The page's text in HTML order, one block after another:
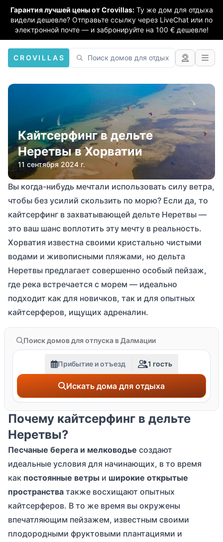
Гарантия лучшей цены от Crovillas: Ту же дом для отдыха
видели дешевле? Отправьте ссылку через LiveChat или по
электронной почте — и забронируйте на 100 € дешевле!
CROVILLAS
Кайтсерфинг в дельте
Неретвы в Хорватии
11 сентября 2024 г.
Вы когда-нибудь мечтали использовать силу ветра,
чтобы без усилий скользить по морю? Если да, то
кайтсерфинг в захватывающей дельте Неретвы —
это ваш шанс воплотить эту мечту в реальность.
Хорватия известна своими кристально чистыми
водами и живописными пляжами, но дельта
Неретвы предлагает совершенно особый пейзаж,
где река встречается с морем — идеально
подходит как для новичков, так и для опытных
кайтсерферов, ищущих адреналин.
Поиск домов для отпуска в Далмации
Прибытие и отъезд 1 гость
Искать дома для отдыха
Почему кайтсерфинг в дельте
Неретвы?
Песчаные берега и мелководье создают
идеальные условия для начинающих, в то время
как постоянные ветры и широкие открытые
пространства также восхищают опытных
кайтсерферов. В то же время вы окружены
впечатляющим пейзажем, известным своими
плодородными фруктовыми плантациями и